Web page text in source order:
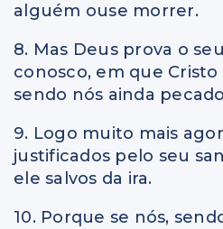
alguém ouse morrer.
8. Mas Deus prova o
conosco, em que
sendo nós ainda
9. Logo muito mais
justificados pelo seu
ele salvos da ira.
10. Porque se nós,